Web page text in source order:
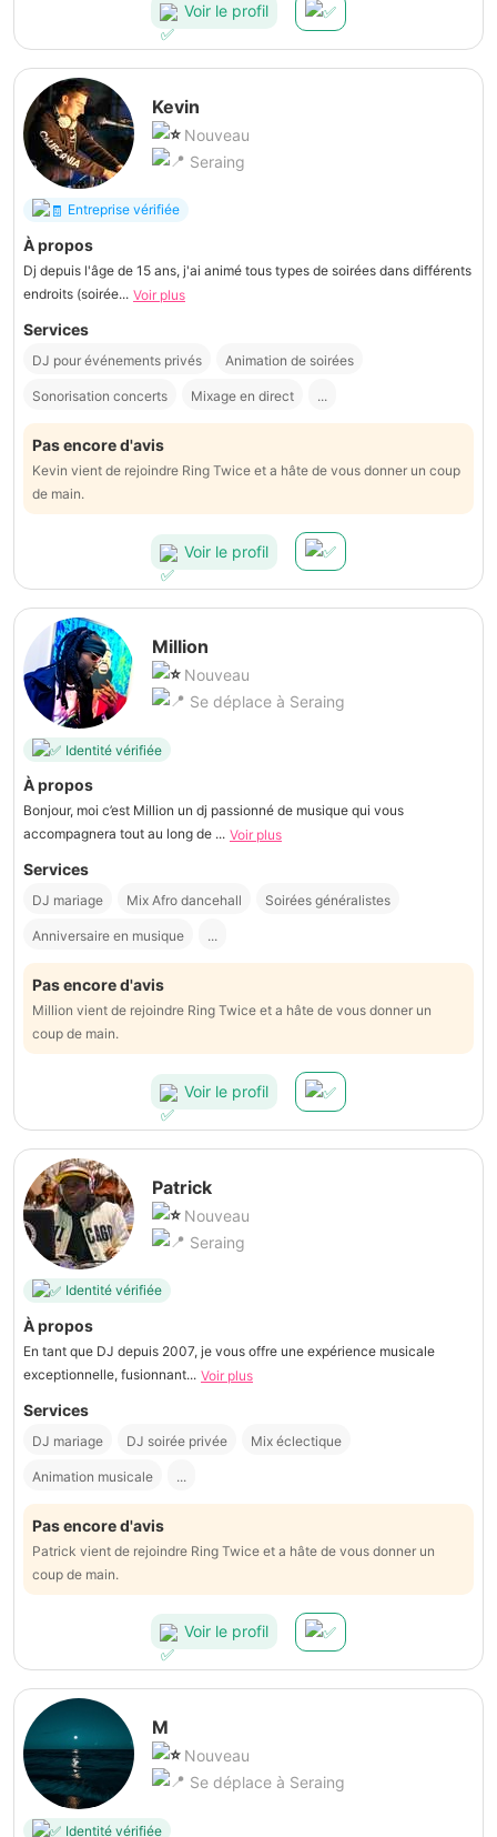
Voir le profil
Kevin
Nouveau
Seraing
Entreprise vérifiée
À propos
Dj depuis l'âge de 15 ans, j'ai animé tous types de soirées dans différents
endroits (soirée... Voir plus
Services
DJ pour événements privés Animation de soirées
Sonorisation concerts Mixage en direct ...
Pas encore d'avis
Kevin vient de rejoindre Ring Twice et a hâte de vous donner un coup
de main.
Voir le profil
Million
Nouveau
Se déplace à Seraing
Identité vérifiée
À propos
Bonjour, moi c’est Million un dj passionné de musique qui vous
accompagnera tout au long de ... Voir plus
Services
DJ mariage Mix Afro dancehall Soirées généralistes
Anniversaire en musique ...
Pas encore d'avis
Million vient de rejoindre Ring Twice et a hâte de vous donner un
coup de main.
Voir le profil
Patrick
Nouveau
Seraing
Identité vérifiée
À propos
En tant que DJ depuis 2007, je vous offre une expérience musicale
exceptionnelle, fusionnant... Voir plus
Services
DJ mariage DJ soirée privée Mix éclectique
Animation musicale ...
Pas encore d'avis
Patrick vient de rejoindre Ring Twice et a hâte de vous donner un
coup de main.
Voir le profil
M
Nouveau
Se déplace à Seraing
Identité vérifiée